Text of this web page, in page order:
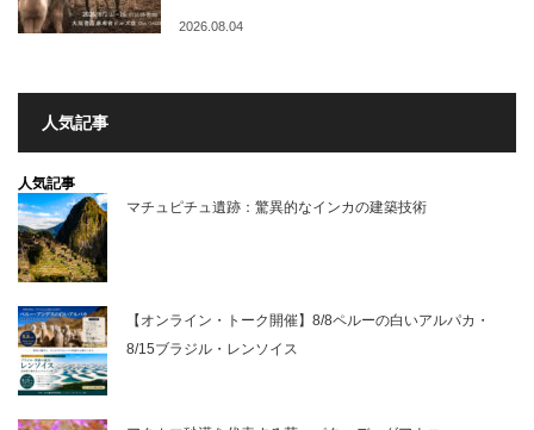
2026.08.04
人気記事
人気記事
マチュピチュ遺跡：驚異的なインカの建築技術
【オンライン・トーク開催】8/8ペルーの白いアルパカ・
8/15ブラジル・レンソイス